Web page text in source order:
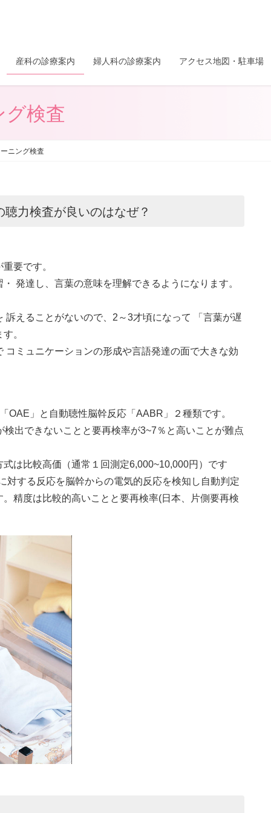
産科の診療案内 婦人科の診療案内 アクセス地図・駐車場
グ検査
ニング検査
力検査が良いのはなぜ？
要です。
発達し、言葉の意味を理解できるようになります。
えることがないので、2～3才頃になって 「言葉が遅
。
ミュニケーションの形成や言語発達の面で大きな効
OAE」と自動聴性脳幹反応「AABR」２種類です。
出できないことと要再検率が3~7％と高いことが難点
式は比較高価（通常１回測定6,000~10,000円）です
する反応を脳幹からの電気的反応を検知し自動判定
精度は比較的高いことと要再検率(日本、片側要再検